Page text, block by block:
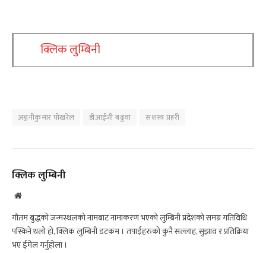
क्लिक लुम्बिनी
अञ्जनीकुमार पोखरेल डीआईजी बढुवा सशस्त्र प्रहरी
क्लिक लुम्बिनी
Website
गौतम बुद्धको जन्मस्थलको नामबाट नामाकरण भएको लुम्बिनी प्रदेशको समग्र गतिविधि
पस्किने थलो हो, क्लिक लुम्बिनी डटकम । तपाईंहरुको कुनै सल्लाह, सुझाव र प्रतिक्रिया
भए ईमेल गर्नुहोला ।